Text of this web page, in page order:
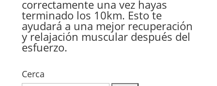
correctamente una vez hayas
terminado los 10km. Esto te
ayudará a una mejor recuperación
y relajación muscular después del
esfuerzo.
Cerca